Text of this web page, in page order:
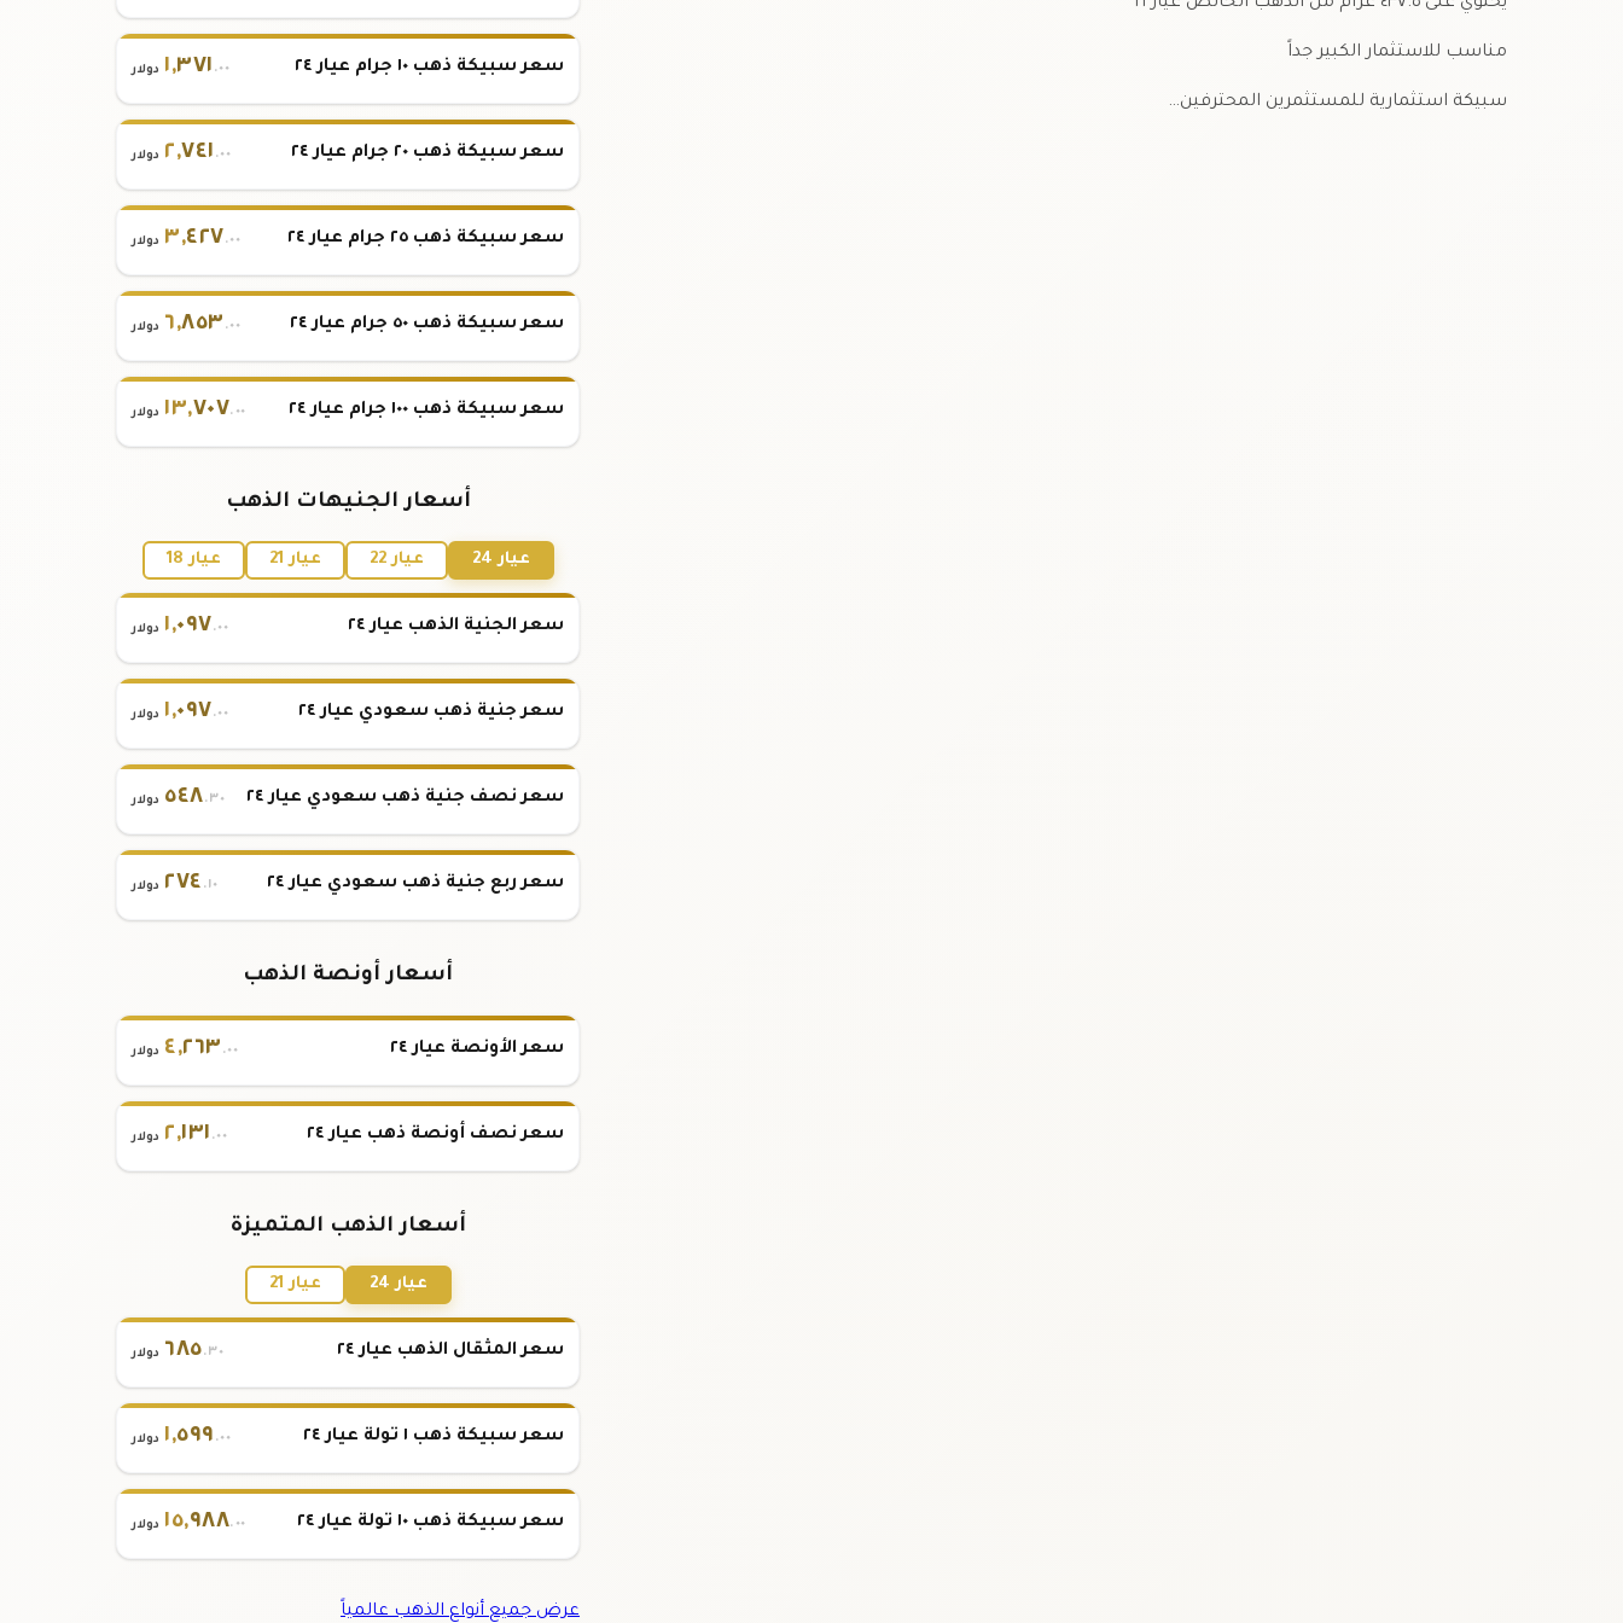
مناسب للاستثمار الكبير جداً
سبيكة استثمارية للمستثمرين المحترفين…
سعر سبيكة ذهب ١٠ جرام عيار ٢٤ ١,٣٧١ .٠٠ دولار
سعر سبيكة ذهب ٢٠ جرام عيار ٢٤ ٢,٧٤١ .٠٠ دولار
سعر سبيكة ذهب ٢٥ جرام عيار ٢٤ ٣,٤٢٧ .٠٠ دولار
سعر سبيكة ذهب ٥٠ جرام عيار ٢٤ ٦,٨٥٣ .٠٠ دولار
سعر سبيكة ذهب ١٠٠ جرام عيار ٢٤ ١٣,٧٠٧.٠٠ دولار
أسعار الجنيهات الذهب
عيار 24 عيار 22 عيار 21 عيار 18
سعر الجنية الذهب عيار ٢٤ ١,٠٩٧ .٠٠ دولار
سعر جنية ذهب سعودي عيار ٢٤ ١,٠٩٧ .٠٠ دولار
سعر نصف جنية ذهب سعودي عيار ٢٤ ٥٤٨.٣٠ دولار
سعر ربع جنية ذهب سعودي عيار ٢٤ ٢٧٤ .١٠ دولار
أسعار أونصة الذهب
سعر الأونصة عيار ٢٤ ٤,٢٦٣ .٠٠ دولار
سعر نصف أونصة ذهب عيار ٢٤ ٢,١٣١ .٠٠ دولار
أسعار الذهب المتميزة
عيار 24 عيار 21
سعر المثقال الذهب عيار ٢٤ ٦٨٥.٣٠ دولار
سعر سبيكة ذهب ١ تولة عيار ٢٤ ١,٥٩٩ .٠٠ دولار
سعر سبيكة ذهب ١٠ تولة عيار ٢٤ ١٥,٩٨٨.٠٠ دولار
عرض جميع أنواع الذهب عالمياً